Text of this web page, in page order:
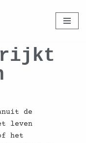
de
leven
het